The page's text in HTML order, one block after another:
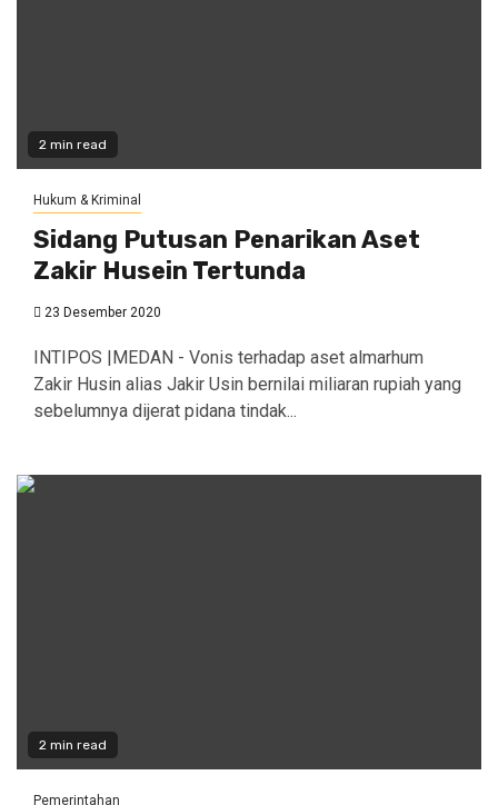
2 min read
Hukum & Kriminal
Sidang Putusan Penarikan Aset
Zakir Husein Tertunda
23 Desember 2020
INTIPOS |MEDAN - Vonis terhadap aset almarhum
Zakir Husin alias Jakir Usin bernilai miliaran rupiah yang
sebelumnya dijerat pidana tindak...
2 min read
Pemerintahan